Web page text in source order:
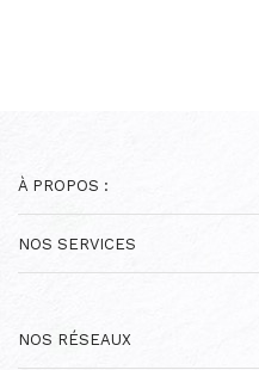
À PROPOS :
NOS SERVICES
NOS RÉSEAUX